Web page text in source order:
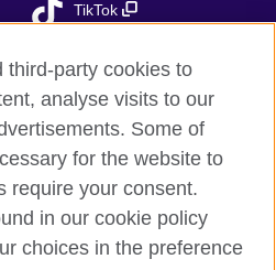
TikTok
third-party cookies to
analyse visits to our
Some of
for the website to
require your consent.
in our cookie policy
choices in the preference